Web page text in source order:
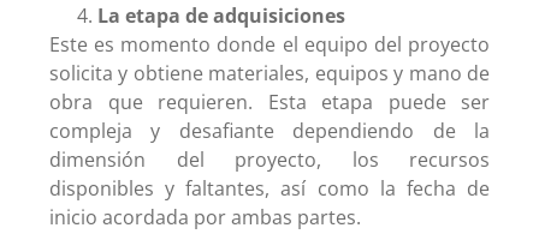
La etapa de adquisiciones
Este es momento donde el equipo del proyecto
solicita y obtiene materiales, equipos y mano de
obra que requieren. Esta etapa puede ser
compleja y desafiante dependiendo de la
dimensión del proyecto, los recursos
disponibles y faltantes, así como la fecha de
inicio acordada por ambas partes.